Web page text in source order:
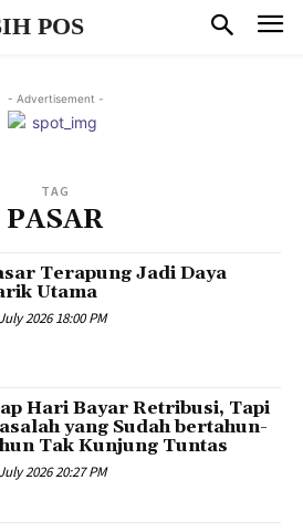
POS
- Advertisement -
TAG
PASAR
Terapung Jadi Daya
Utama
2026 18:00 PM
Hari Bayar Retribusi, Tapi
yang Sudah bertahun-
Tak Kunjung Tuntas
2026 20:27 PM